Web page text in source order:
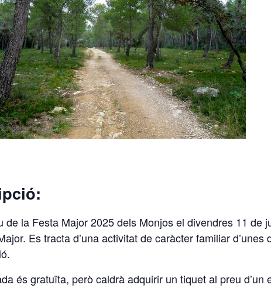
de la Festa Major 2025 dels Monjos el divendres 11
Es tracta d’una activitat de caràcter familiar
és gratuïta, però caldrà adquirir un tiquet al preu